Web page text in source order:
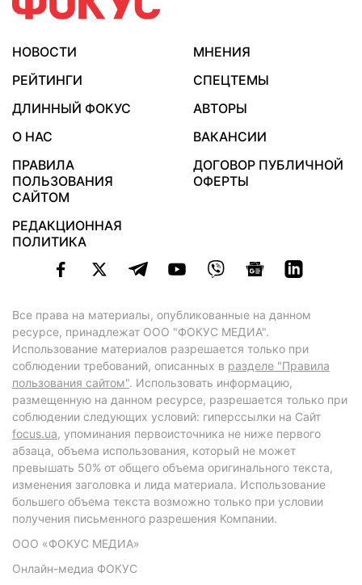
НОВОСТИ
МНЕНИЯ
РЕЙТИНГИ
СПЕЦТЕМЫ
ДЛИННЫЙ ФОКУС
АВТОРЫ
О НАС
ВАКАНСИИ
ПРАВИЛА
ПОЛЬЗОВАНИЯ
САЙТОМ
ДОГОВОР ПУБЛИЧНОЙ
ОФЕРТЫ
РЕДАКЦИОННАЯ
ПОЛИТИКА
Все права на материалы, опубликованные на данном
ресурсе, принадлежат ООО "ФОКУС МЕДИА".
Использование материалов разрешается только при
соблюдении требований, описанных в разделе "Правила
пользования сайтом". Использовать информацию,
размещенную на данном ресурсе, разрешается только при
соблюдении следующих условий: гиперссылки на Сайт
focus.ua, упоминания первоисточника не ниже первого
абзаца, объема использования, который не может
превышать 50% от общего объема оригинального текста,
изменения заголовка и лида материала. Использование
большего объема текста возможно только при условии
получения письменного разрешения Компании.
ООО «ФОКУС МЕДИА»
Онлайн-медиа ФОКУС